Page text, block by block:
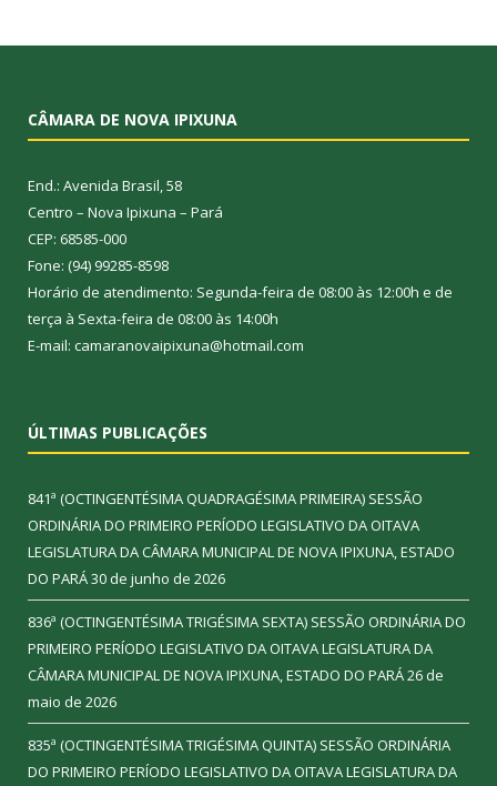
CÂMARA DE NOVA IPIXUNA
End.: Avenida Brasil, 58
Centro – Nova Ipixuna – Pará
CEP: 68585-000
Fone: (94) 99285-8598
Horário de atendimento: Segunda-feira de 08:00 às 12:00h e de
terça à Sexta-feira de 08:00 às 14:00h
E-mail: camaranovaipixuna@hotmail.com
ÚLTIMAS PUBLICAÇÕES
841ª (OCTINGENTÉSIMA QUADRAGÉSIMA PRIMEIRA) SESSÃO
ORDINÁRIA DO PRIMEIRO PERÍODO LEGISLATIVO DA OITAVA
LEGISLATURA DA CÂMARA MUNICIPAL DE NOVA IPIXUNA, ESTADO
DO PARÁ30 de junho de 2026
836ª (OCTINGENTÉSIMA TRIGÉSIMA SEXTA) SESSÃO ORDINÁRIA DO
PRIMEIRO PERÍODO LEGISLATIVO DA OITAVA LEGISLATURA DA
CÂMARA MUNICIPAL DE NOVA IPIXUNA, ESTADO DO PARÁ26 de
maio de 2026
835ª (OCTINGENTÉSIMA TRIGÉSIMA QUINTA) SESSÃO ORDINÁRIA
DO PRIMEIRO PERÍODO LEGISLATIVO DA OITAVA LEGISLATURA DA